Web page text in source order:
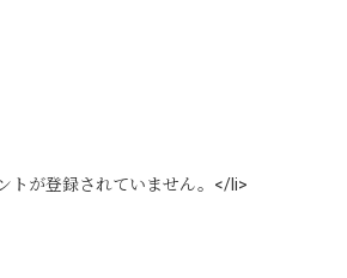
トが登録されていません。</li>